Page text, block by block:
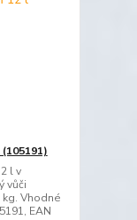
l v
vůči
Vhodné
EAN